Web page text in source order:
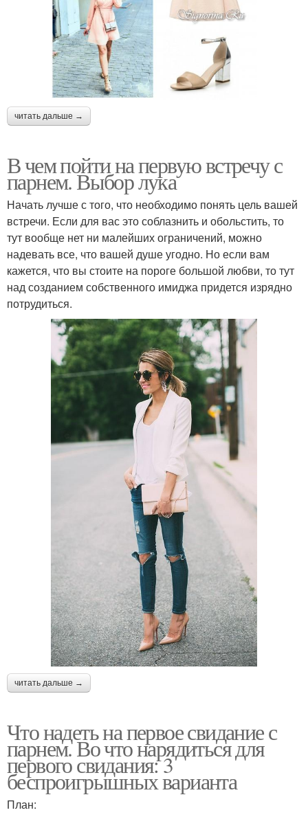
читать дальше →
В чем пойти на первую встречу с
парнем. Выбор лука
Начать лучше с того, что необходимо понять цель вашей
встречи. Если для вас это соблазнить и обольстить, то
тут вообще нет ни малейших ограничений, можно
надевать все, что вашей душе угодно. Но если вам
кажется, что вы стоите на пороге большой любви, то тут
над созданием собственного имиджа придется изрядно
потрудиться.
читать дальше →
Что надеть на первое свидание с
парнем. Во что нарядиться для
первого свидания: 3
беспроигрышных варианта
План: